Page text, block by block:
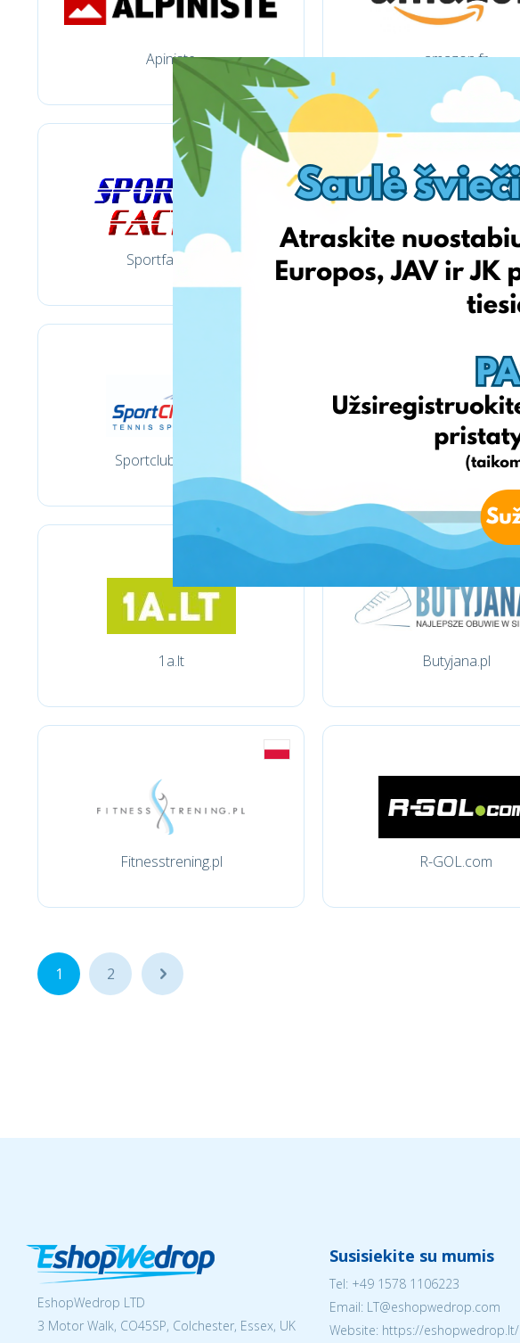
Apiniste amazon.fr
Sportfactory.lt Sport1outlet.lt
Sportclub-tennis.lt Sportylady.lt
1a.lt Butyjana.pl
Fitnesstrening.pl R-GOL.com
1 2 ...
EshopWedrop LTD
3 Motor Walk, CO45SP, Colchester, Essex, UK
Susisiekite su mumis
Tel: +49 1578 1106223
Email: LT@eshopwedrop.com
Website: https://eshopwedrop.lt/